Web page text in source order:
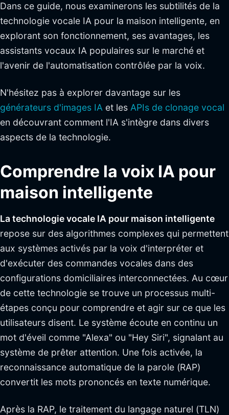
Dans ce guide, nous examinerons les subtilités de la
technologie vocale IA pour la maison intelligente, en
explorant son fonctionnement, ses avantages, les
assistants vocaux IA populaires sur le marché et
l'avenir de l'automatisation contrôlée par la voix.
N'hésitez pas à explorer davantage sur les
générateurs d'images IA et les APIs de clonage vocal
en découvrant comment l'IA s'intègre dans divers
aspects de la technologie.
Comprendre la voix IA pour
maison intelligente
La technologie vocale IA pour maison intelligente
repose sur des algorithmes complexes qui permettent
aux systèmes activés par la voix d'interpréter et
d'exécuter des commandes vocales dans des
configurations domiciliaires interconnectées. Au cœur
de cette technologie se trouve un processus multi-
étapes conçu pour comprendre et agir sur ce que les
utilisateurs disent. Le système écoute en continu un
mot d'éveil comme "Alexa" ou "Hey Siri", signalant au
système de prêter attention. Une fois activée, la
reconnaissance automatique de la parole (RAP)
convertit les mots prononcés en texte numérique.
Après la RAP, le traitement du langage naturel (TLN)